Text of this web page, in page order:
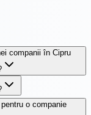
companii în Cipru
o companie